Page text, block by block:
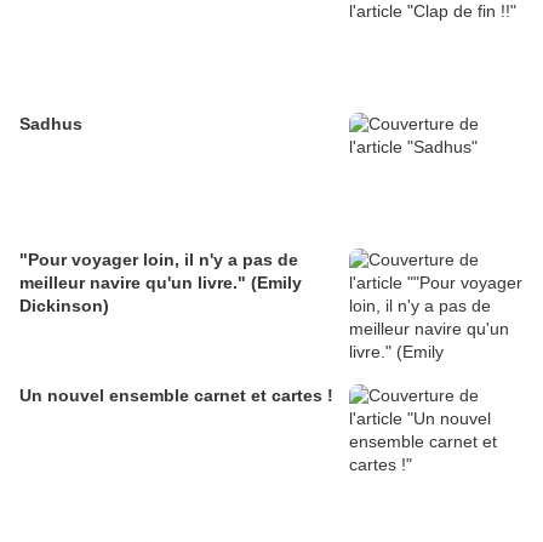
Sadhus
"Pour voyager loin, il n'y a pas de
meilleur navire qu'un livre." (Emily
Dickinson)
Un nouvel ensemble carnet et cartes !